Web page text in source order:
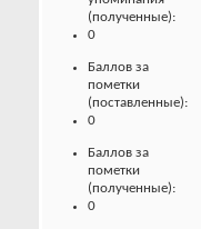
(полученные):
0
Баллов за
пометки
(поставленные):
0
Баллов за
пометки
(полученные):
0